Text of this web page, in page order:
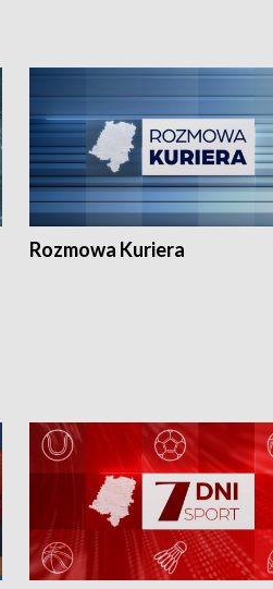
Rozmowa Kuriera